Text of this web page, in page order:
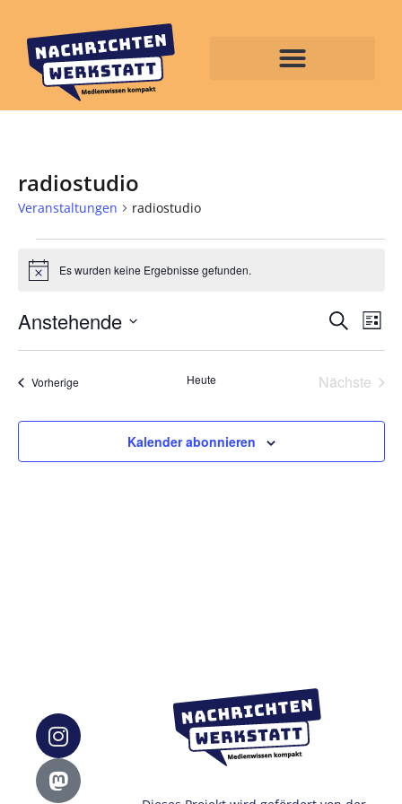
radiostudio
Veranstaltungen radiostudio
HinweisEs wurden keine Ergebnisse gefunden.
und
SucheListe
Anstehende
wählen.
VorherigeVeranstaltungen Heute Nächste
Kalender abonnieren